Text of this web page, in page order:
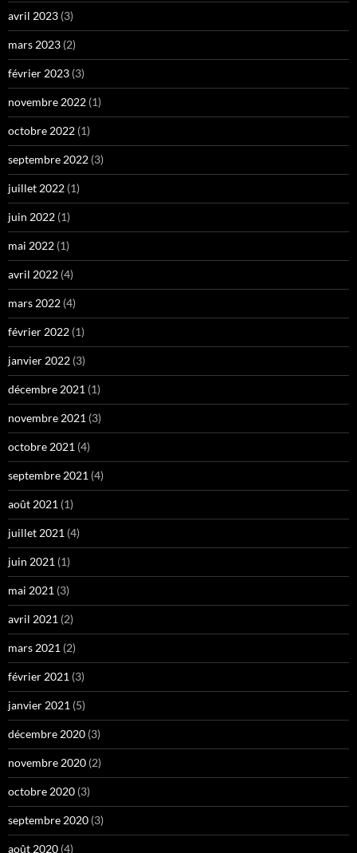
avril 2023 (3)
mars 2023 (2)
février 2023 (3)
novembre 2022 (1)
octobre 2022 (1)
septembre 2022 (3)
juillet 2022 (1)
juin 2022 (1)
mai 2022 (1)
avril 2022 (4)
mars 2022 (4)
février 2022 (1)
janvier 2022 (3)
décembre 2021 (1)
novembre 2021 (3)
octobre 2021 (4)
septembre 2021 (4)
août 2021 (1)
juillet 2021 (4)
juin 2021 (1)
mai 2021 (3)
avril 2021 (2)
mars 2021 (2)
février 2021 (3)
janvier 2021 (5)
décembre 2020 (3)
novembre 2020 (2)
octobre 2020 (3)
septembre 2020 (3)
août 2020 (4)